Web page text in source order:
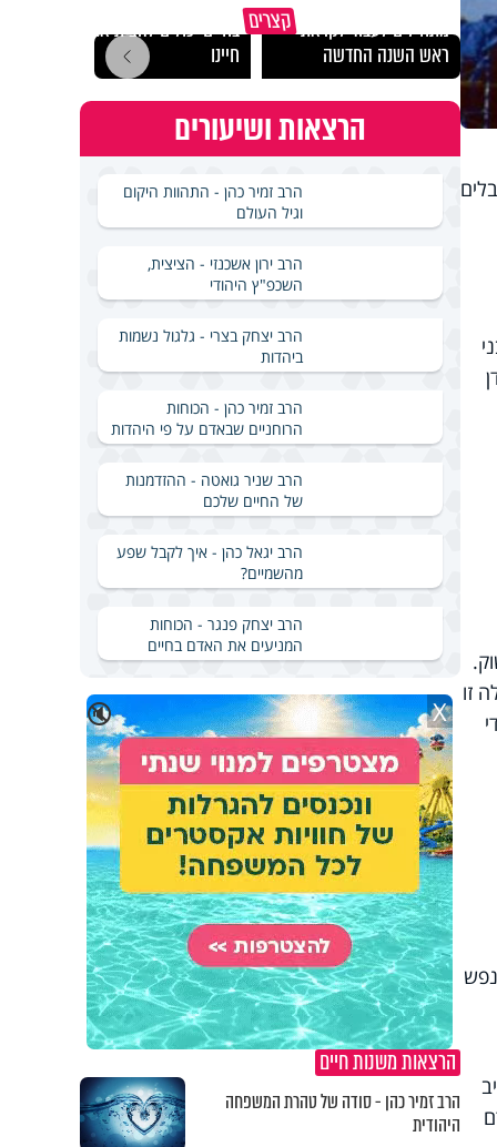
זו
קצרים מתחילים לעבוד לקראת
ראש השנה החדשה
בחיים יכולים להצית את
חיינו
הרצאות ושיעורים
הרב זמיר כהן - התהוות היקום
וגיל העולם
הרב ירון אשכנזי - הציצית,
השכפ"ץ היהודי
הרב יצחק בצרי - גלגול נשמות
ביהדות
הרב זמיר כהן - הכוחות
הרוחניים שבאדם על פי היהדות
הרב שניר גואטה - ההזדמנות
של החיים שלכם
הרב יגאל כהן - איך לקבל שפע
מהשמיים?
הרב יצחק פנגר - הכוחות
המניעים את האדם בחיים
🔇 X
הרצאות משנות חיים
הרב זמיר כהן - סודה של טהרת המשפחה
היהודית